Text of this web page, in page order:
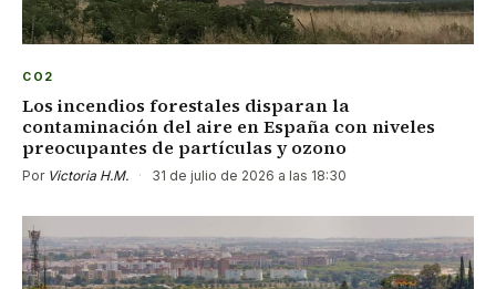
CO2
Los incendios forestales disparan la
contaminación del aire en España con niveles
preocupantes de partículas y ozono
Por Victoria H.M. · 31 de julio de 2026 a las 18:30